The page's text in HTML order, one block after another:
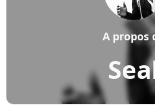
A propos